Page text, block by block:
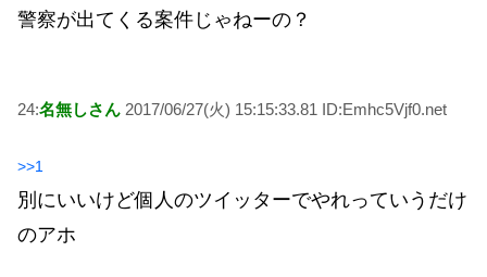
警察が出てくる案件じゃねーの？
24:名無しさん 2017/06/27(火) 15:15:33.81 ID:Emhc5Vjf0.net
>>1
別にいいけど個人のツイッターでやれっていうだけ
のアホ